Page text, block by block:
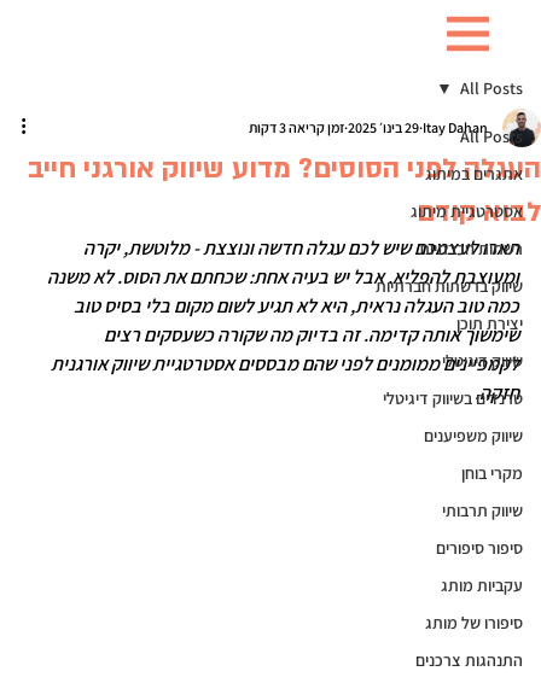
All Posts
אתגרים במיתוג
אסטרטגיית מיתוג
רשתות חברתיות
שיווק ברשתות חברתיות
יצירת תוכן
שיווק דיגיטלי
טרנדים בשיווק דיגיטלי
שיווק משפיענים
מקרי בוחן
שיווק תרבותי
סיפור סיפורים
עקביות מותג
סיפורו של מותג
התנהגות צרכנים
All Posts
העגלה לפני הסוסים? מדוע שיווק אורגני חייב
לבוא קודם
Itay Dahan 29 בינו׳ 2025 זמן קריאה 3 דקות
תארו לעצמכם שיש לכם עגלה חדשה ונוצצת - מלוטשת, יקרה
ומעוצבת להפליא. אבל יש בעיה אחת: שכחתם את הסוס. לא משנה
כמה טוב העגלה נראית, היא לא תגיע לשום מקום בלי בסיס טוב
שימשוך אותה קדימה. זה בדיוק מה שקורה כשעסקים רצים
לקמפיינים ממומנים לפני שהם מבססים אסטרטגיית שיווק אורגנית
חזקה.